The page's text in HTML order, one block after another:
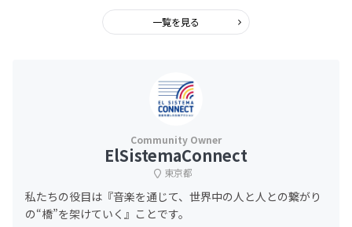
一覧を見る
ElSistemaConnect
東京都
私たちの役目は『音楽を通じて、世界中の人と人との繋がり
の“橋”を架けていく』ことです。